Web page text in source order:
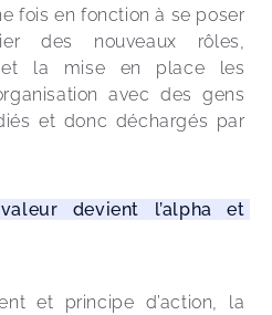
fois en fonction à se poser
des nouveaux rôles,
et la mise en place les
avec des gens
et donc déchargés par
devient l’alpha et
et principe d’action, la